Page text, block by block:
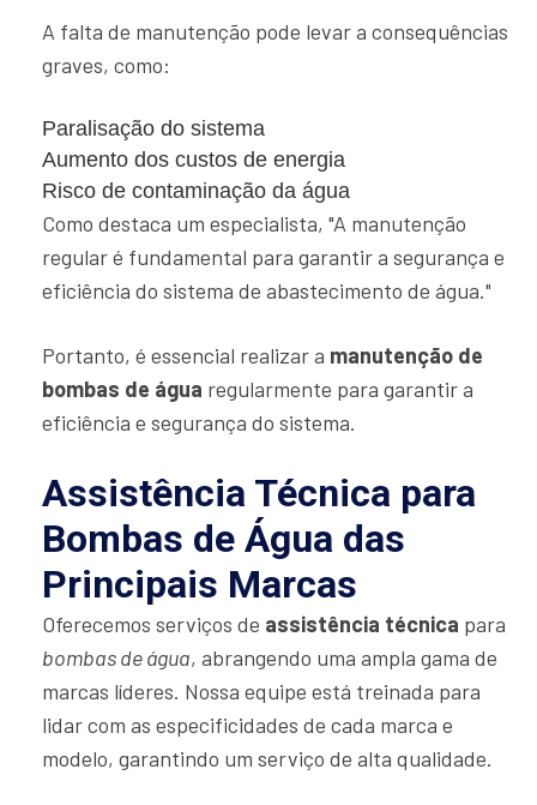
A falta de manutenção pode levar a consequências
graves, como:
Paralisação do sistema
Aumento dos custos de energia
Risco de contaminação da água
Como destaca um especialista, "A manutenção
regular é fundamental para garantir a segurança e
eficiência do sistema de abastecimento de água."
Portanto, é essencial realizar a manutenção de
bombas de água regularmente para garantir a
eficiência e segurança do sistema.
Assistência Técnica para
Bombas de Água das
Principais Marcas
Oferecemos serviços de assistência técnica para
bombas de água, abrangendo uma ampla gama de
marcas líderes. Nossa equipe está treinada para
lidar com as especificidades de cada marca e
modelo, garantindo um serviço de alta qualidade.